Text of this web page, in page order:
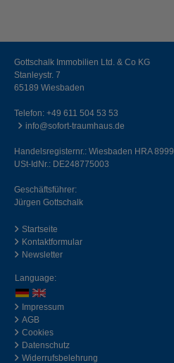
Gottschalk Immobilien Ltd. & Co KG
Stanleystr. 7
65189 Wiesbaden
Telefon: +49 611 504 53 53
info@sofort-traumhaus.de
Handelsregisternr.: Wiesbaden HRA 8999
USt-IdNr.: DE248775003
Geschäftsführer:
Jürgen Gottschalk
Startseite
Kontaktformular
Newsletter
Language:
Impressum
AGB
Cookies
Datenschutz
Widerrufsbelehrung